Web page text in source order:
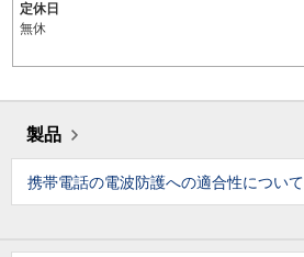
定休日
無休
製品
携帯電話の電波防護への適合性について